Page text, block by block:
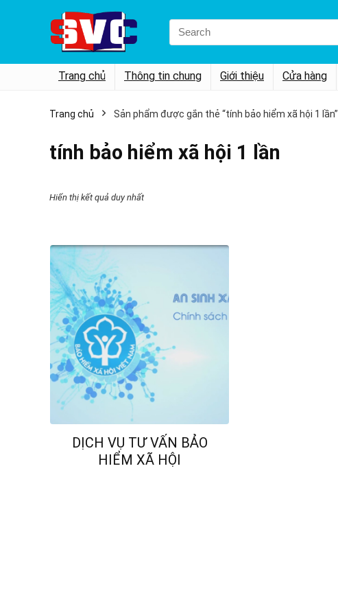
Search
for:
Trang chủ Thông tin chung Giới thiệu Cửa hàng
Trang chủ Sản phẩm được gắn thẻ “tính bảo hiểm xã hội 1 lần”
tính bảo hiểm xã hội 1 lần
Hiển thị kết quả duy nhất
DỊCH VỤ TƯ VẤN BẢO
HIỂM XÃ HỘI